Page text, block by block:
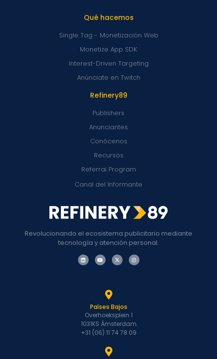
Revolucionando el ecosistema publicitario mediante
tecnología y atención personal.
Refinery89
Publishers
Anunciantes
Conócenos
Recursos
Referral Program
Canal del Informante
Qué hacemos
Single Tag - Monetización Web
Monetize App SDK
Interest-Driven Targeting
Anúnciate en Twitch
Países Bajos
Overhoeksplein 1
1031KS Ámsterdam
+31 (06) 11 74 78 09